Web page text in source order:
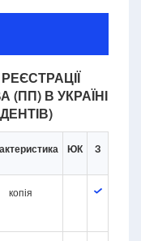
В УКРАЇНІ
ЮК З
копія